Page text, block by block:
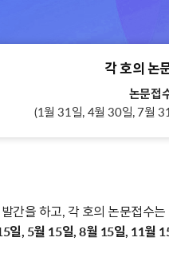
각 호의 논
논문접
(1월 31일, 4월 30일, 7월
간을 하고, 각 호의 논문접수
일, 5월 15일, 8월 15일, 11월